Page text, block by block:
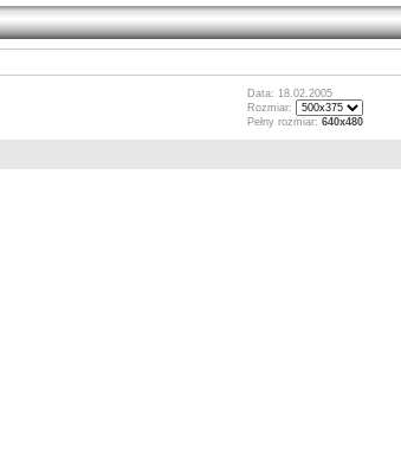
Data: 18.02.2005
Rozmiar:
Pełny rozmiar: 640x480